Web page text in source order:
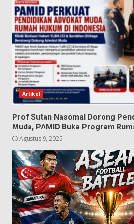
Artikel
Prof Sutan Nasomal Dorong
Muda, PAMID Buka Program
Agustus 9, 2026